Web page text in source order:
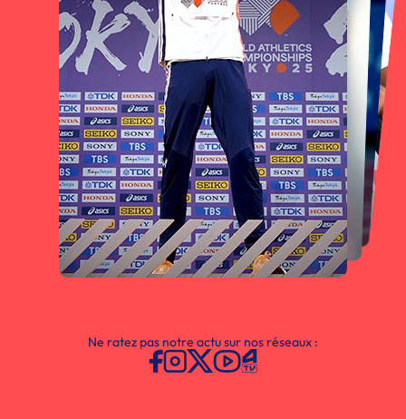
Ne ratez pas notre actu sur nos réseaux :